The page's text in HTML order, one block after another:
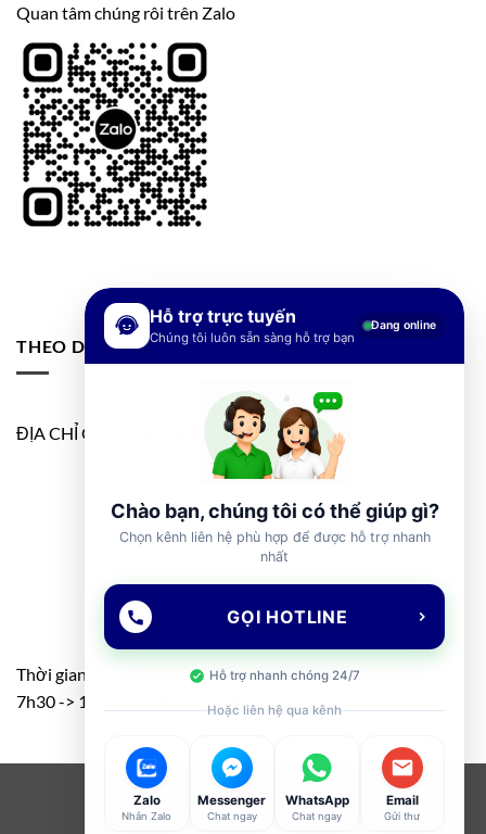
Quan tâm chúng rôi trên Zalo
THEO DÕI FANPAGE
ĐỊA CHỈ GOOGLE MAP
Thời gian: T2 – T7
7h30 -> 11h30 – 13h00 -> 17h00
Visa PayPal Stripe MasterCard
Cash
On
Hỗ trợ trực tuyến
Chúng tôi luôn sẵn sàng hỗ trợ bạn
Đang online
Chào bạn, chúng tôi có thể giúp gì?
Chọn kênh liên hệ phù hợp để được hỗ trợ nhanh
nhất
GỌI HOTLINE
Hỗ trợ nhanh chóng 24/7
Hoặc liên hệ qua kênh
Zalo
Nhắn Zalo
Messenger
Chat ngay
WhatsApp
Chat ngay
Email
Gửi thư